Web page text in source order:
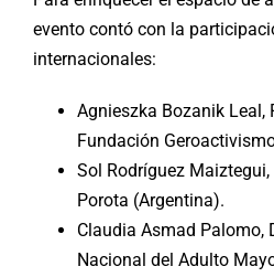
evento contó con la
internacionales:
Agnieszka Bozanik Leal,
Fundación
Sol Rodríguez
Porota (Argentina).
Claudia Asmad Palomo,
Nacional del Adulto